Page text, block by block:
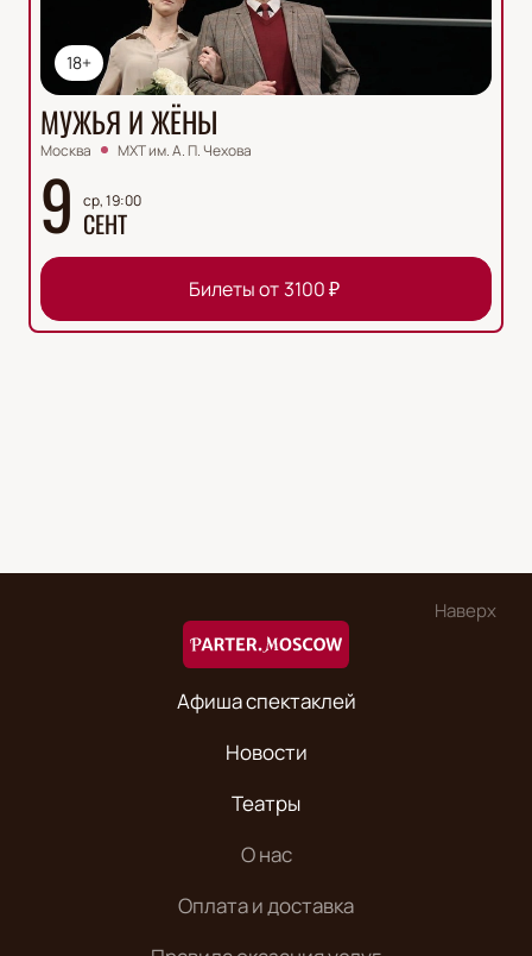
18+
МУЖЬЯ И ЖЁНЫ
Москва МХТ им. А. П. Чехова
9 ср, 19:00
СЕНТ
Билеты от 3100₽
Наверх
Афиша спектаклей
Новости
Театры
О нас
Оплата и доставка